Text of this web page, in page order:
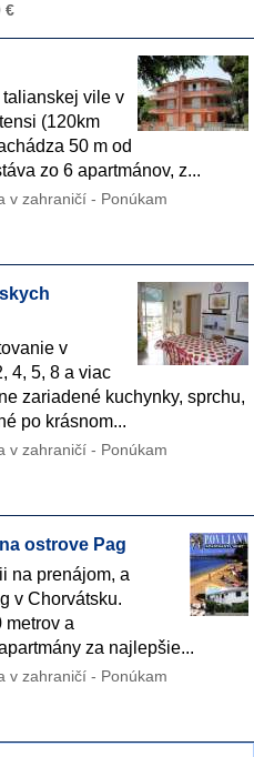
€
vile v
(120km
50 m od
zo 6 apartmánov, z...
v zahraničí - Ponúkam
v
4, 5, 8 a viac
zariadené kuchynky, sprchu,
po krásnom...
v zahraničí - Ponúkam
ostrove Pag
na prenájom, a
v Chorvátsku.
a
za najlepšie...
v zahraničí - Ponúkam